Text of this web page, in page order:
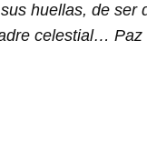
huellas, de
celestial…